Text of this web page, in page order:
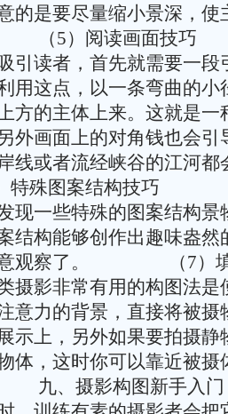
的是要尽量缩小景深，使
（5）阅读画面技
引读者，首先就需要一段
用这点，以一条弯曲的小
方的主体上来。这就是一
外画面上的对角钱也会引
线或者流经峡谷的江河都
图案结构技巧
现一些特殊的图案结构景
结构能够创作出趣味盎然
意观察了。 （7）填
非常有用的构图法是
意力的背景，直接将被摄
示上，另外如果要拍摄静
体，这时你可以靠近被摄
九、摄影构图新